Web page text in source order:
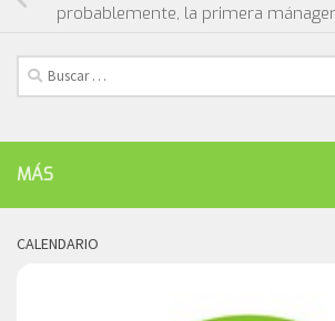
probablemente, la primera
Buscar:
MÁS
CALENDARIO